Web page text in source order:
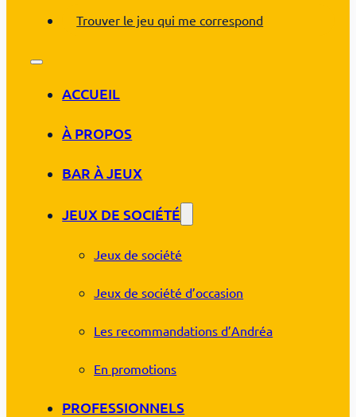
Trouver le jeu qui me correspond
ACCUEIL
À PROPOS
BAR À JEUX
JEUX DE SOCIÉTÉ
Jeux de société
Jeux de société d’occasion
Les recommandations d’Andréa
En promotions
PROFESSIONNELS